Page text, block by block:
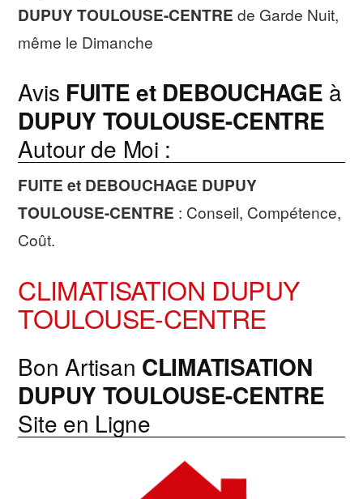
DUPUY TOULOUSE-CENTRE de Garde Nuit,
même le Dimanche
Avis FUITE et DEBOUCHAGE à
DUPUY TOULOUSE-CENTRE
Autour de Moi :
FUITE et DEBOUCHAGE DUPUY
TOULOUSE-CENTRE : Conseil, Compétence,
Coût.
CLIMATISATION DUPUY
TOULOUSE-CENTRE
Bon Artisan CLIMATISATION
DUPUY TOULOUSE-CENTRE
Site en Ligne